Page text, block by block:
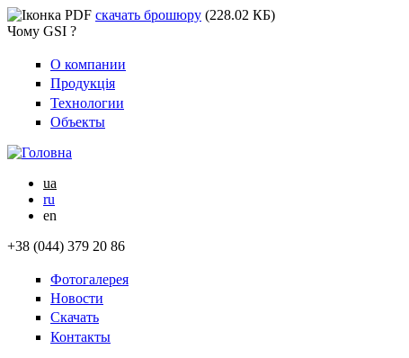
скачать брошюру (228.02 КБ)
Чому GSI ?
О компании
Продукція
Технологии
Объекты
ua
ru
en
+38 (044) 379 20 86
Фотогалерея
Новости
Скачать
Контакты